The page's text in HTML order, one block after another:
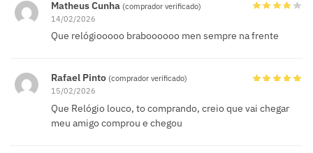
Matheus Cunha (comprador verificado)
14/02/2026
Que relógiooooo braboooooo men sempre na frente
Rafael Pinto (comprador verificado)
15/02/2026
Que Relógio louco, to comprando, creio que vai chegar
meu amigo comprou e chegou